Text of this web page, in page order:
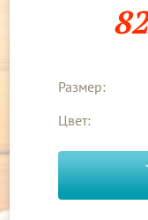
Размер:
Цвет: